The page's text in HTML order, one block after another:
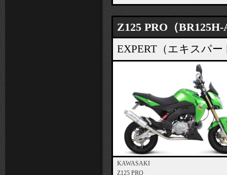
Z125 PRO（
EXPERT（エキスパ
KAWASAKI
Z125 PRO